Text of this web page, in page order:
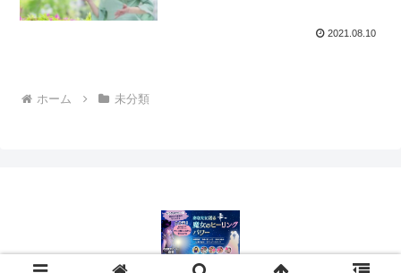
2021.08.10
ホーム 未分類